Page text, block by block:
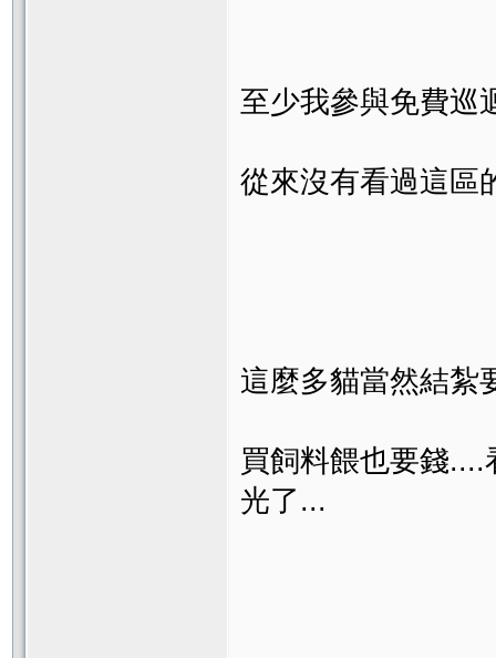
至少我參與免費巡
從來沒有看過這區
這麼多貓當然結紮
買飼料餵也要錢
光了...